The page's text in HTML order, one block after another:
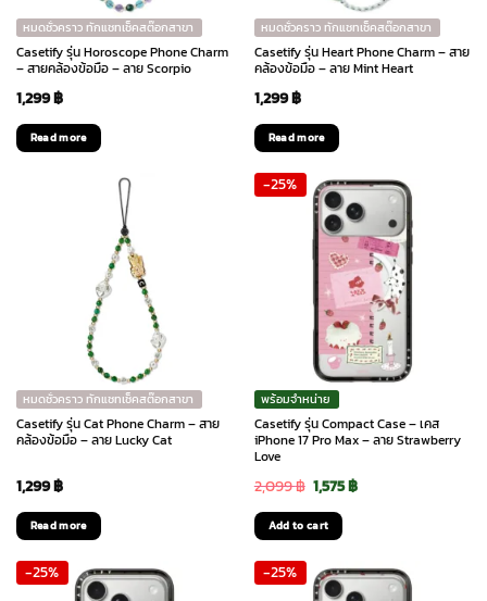
หมดชั่วคราว ทักแชทเช็คสต๊อกสาขา
Casetify รุ่น Horoscope Phone Charm
– สายคล้องข้อมือ – ลาย Scorpio
1,299฿
Read more
หมดชั่วคราว ทักแชทเช็คสต๊อกสาขา
Casetify รุ่น Heart Phone Charm – สาย
คล้องข้อมือ – ลาย Mint Heart
1,299฿
Read more
หมดชั่วคราว ทักแชทเช็คสต๊อกสาขา
Casetify รุ่น Cat Phone Charm – สาย
คล้องข้อมือ – ลาย Lucky Cat
1,299฿
Read more
-25%
พร้อมจำหน่าย
Casetify รุ่น Compact Case – เคส
iPhone 17 Pro Max – ลาย Strawberry
Love
2,099฿ Original
price
was:
2,099 ฿.
1,575฿Current
1,575 ฿.
Add to cart
-25% -25%